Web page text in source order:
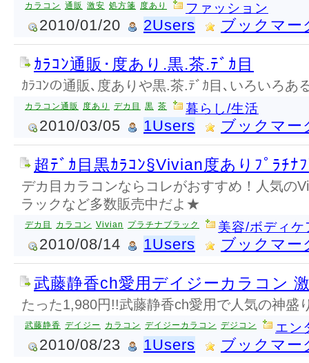
カラコン 通販 激安 処方箋 度あり ファッション
2010/01/20 2Users ブックマー
ｶﾗｺﾝ通販･度あり.黒.茶.ﾃﾞｶ目
ｶﾗｺﾝの通販､度ありや黒.茶.ﾃﾞｶ目､いろいろあ
カラコン通販 度あり デカ目 黒 茶 暮らし/生活
2010/03/05 1Users ブックマー
超ﾃﾞｶ目黒ｶﾗｺﾝ§Vivian度ありﾌﾟﾗﾁﾅ
デカ目カラコンならコレがおすすめ！人気の
ラックなど多数販売中だよ★
デカ目 カラコン Vivian プラチナブラック 美容/ボディケ
2010/08/14 1Users ブックマー
武藤静香ch愛用デイジーカラコン
たった1,980円!!武藤静香ch愛用で人気の神盛
武藤静香 デイジー カラコン デイジーカラコン デジコン エン
2010/08/23 1Users ブックマー